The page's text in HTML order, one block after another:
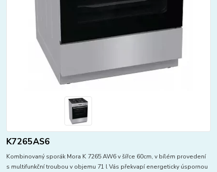
K7265AS6
Kombinovaný sporák Mora K 7265 AW6 v šířce 60cm, v bílém provedení
s multifunkční troubou v objemu 71 l Vás překvapí energeticky úspornou